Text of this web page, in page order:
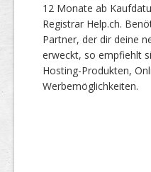
12 Monate ab
Registrar Help.ch.
Partner, der dir deine
erweckt, so empfiehlt
Hosting-Produkten,
Werbemöglichkeiten.